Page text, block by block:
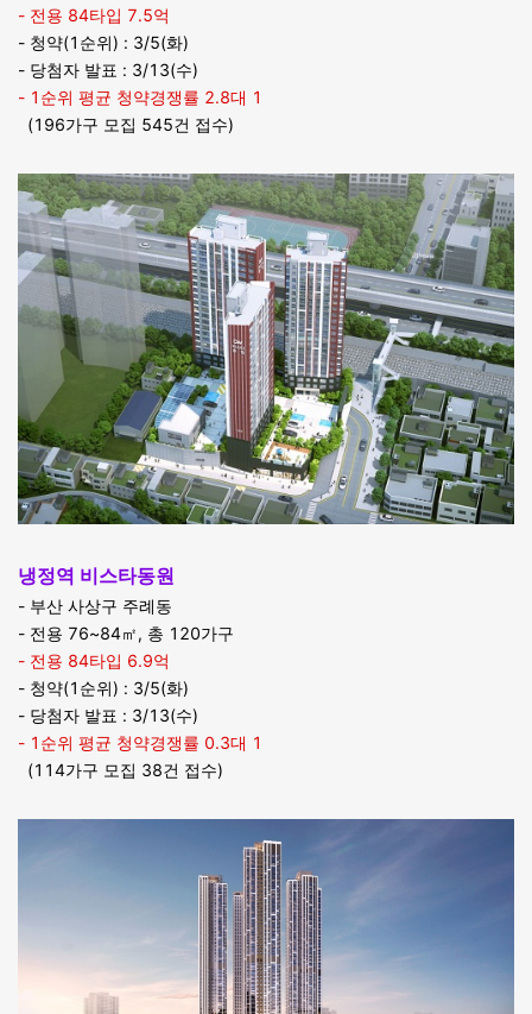
- 전용 84타입 7.5억
- 청약(1순위) : 3/5(화)
- 당첨자 발표 : 3/13(수)
- 1순위 평균 청약경쟁률 2.8대 1
(196가구 모집 545건 접수)
냉정역 비스타동원
- 부산 사상구 주례동
- 전용 76~84㎡, 총 120가구
- 전용 84타입 6.9억
- 청약(1순위) : 3/5(화)
- 당첨자 발표 : 3/13(수)
- 1순위 평균 청약경쟁률 0.3대 1
(114가구 모집 38건 접수)